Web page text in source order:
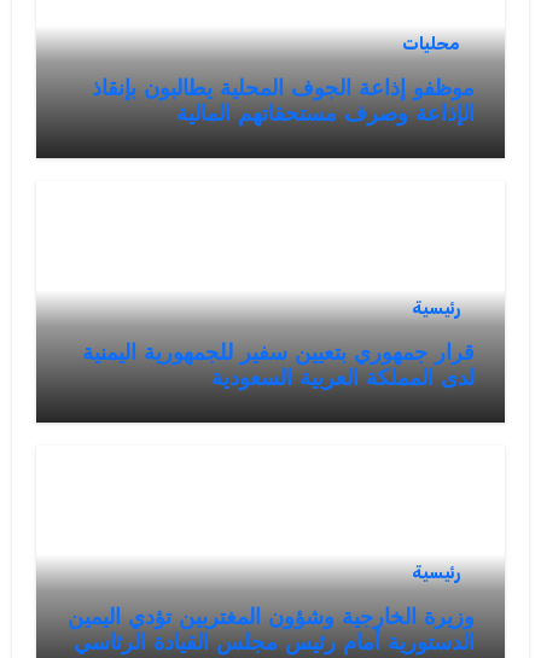
محليات
موظفو إذاعة الجوف المحلية يطالبون بإنقاذ
الإذاعة وصرف مستحقاتهم المالية
رئيسية
قرار جمهوري بتعيين سفير للجمهورية اليمنية
لدى المملكة العربية السعودية
رئيسية
وزيرة الخارجية وشؤون المغتربين تؤدي اليمين
الدستورية أمام رئيس مجلس القيادة الرئاسي